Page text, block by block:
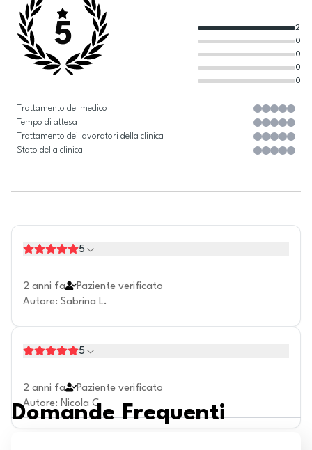
5
0
0
0
0
2
Trattamento del medico
Tempo di attesa
Trattamento dei lavoratori della clinica
Stato della clinica
5
2 anni fa
Paziente verificato
Autore: Sabrina L.
5
2 anni fa
Paziente verificato
Autore: Nicola C.
Domande Frequenti